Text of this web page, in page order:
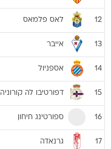
12 לאס פלמאס
13 אייבר
14 אספניול
15 דפורטיבו לה קורוניה
16 ספורטינג חיחון
17 גרנאדה